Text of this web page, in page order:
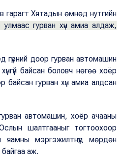
гарагт Хятадын өмнөд нутгийн
улмаас гурван хүн амиа алдаж,
гүүрний доор гурван автомашин
байсан боловч нөгөө хоёр
байсан гурван хүн амиа алдсан
автомашин, хоёр ачааны
шалтгааныг тогтоохоор
мэргэжилтнүүд мөрдөн
аж.